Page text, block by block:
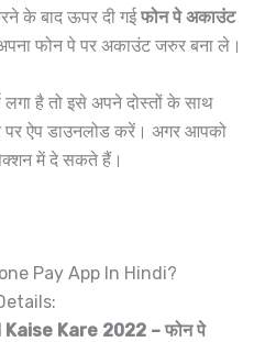
के बाद ऊपर दी गईफोन पे अकाउंट
फोन पे पर अकाउंट जरुर बना ले।
है तो इसे अपने दोस्तों के साथ
ऐप डाउनलोड करें। अगर आपको
में दे सकते हैं।
Pay App In Hindi?
Kare 2022 – फोन पे